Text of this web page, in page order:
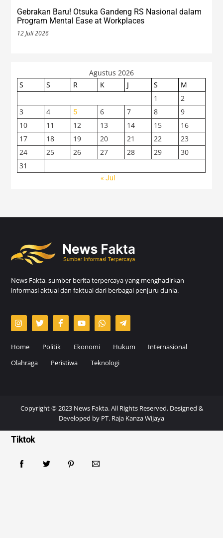
Gebrakan Baru! Otsuka Gandeng RS Nasional dalam
Program Mental Ease at Workplaces
12 Juli 2026
Agustus 2026
S
S R K J S
M
1
2
3
4 5 6 7 8
9
10
11 12 13 14 15
16
17
18 19 20 21 22
23
24
25 26 27 28 29
30
31
« Jul
News Fakta, sumber berita terpercaya yang menghadirkan
informasi aktual dan faktual dari berbagai penjuru dunia.
Home Politik Ekonomi Hukum
Internasional
Olahraga
Peristiwa Teknologi
Copyright © 2023 News Fakta. All Rights Reserved. Designed &
Developed by PT. Raja Kanza Wijaya
Tiktok